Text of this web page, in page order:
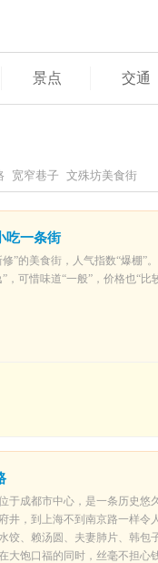
景点 交通
宽窄巷子 文殊坊美食街
吃一条街
修”的美食街，人气指数“爆棚”
”，可惜味道“一般”，价格也“
于成都市中心，是一条历史悠
井，到上海不到南京路一样令
饺、赖汤圆、夫妻肺片、韩包
大饱口福的同时，丝毫不担心